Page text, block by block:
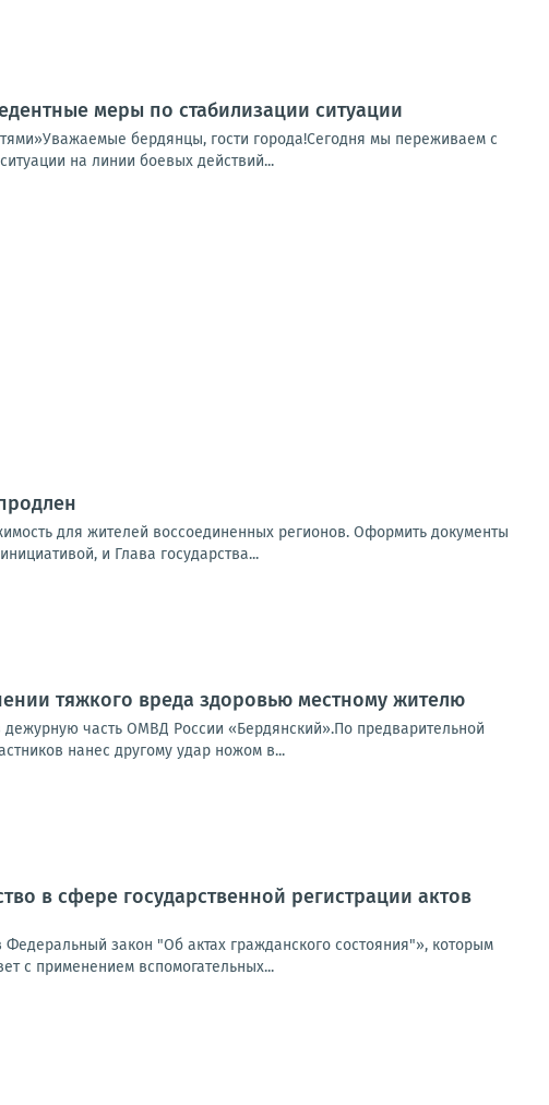
меры по стабилизации ситуации
бердянцы, гости города!Сегодня мы переживаем с
на линии боевых действий...
для жителей воссоединенных регионов. Оформить документы
и Глава государства...
тяжкого вреда здоровью местному жителю
часть ОМВД России «Бердянский».По предварительной
нанес другому удар ножом в...
в сфере государственной регистрации актов
закон "Об актах гражданского состояния"», которым
с применением вспомогательных...